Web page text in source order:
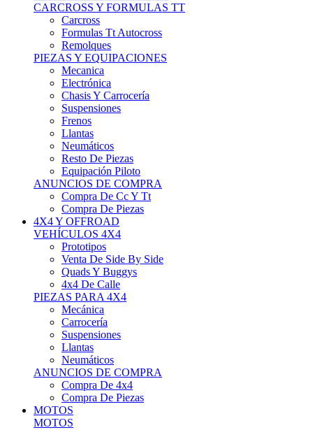
Carcross
Formulas Tt Autocross
Remolques
PIEZAS Y EQUIPACIONES
Mecanica
Electrónica
Chasis Y Carrocería
Suspensiones
Frenos
Llantas
Neumáticos
Resto De Piezas
Equipación Piloto
ANUNCIOS DE COMPRA
Compra De Cc Y Tt
Compra De Piezas
4X4 Y OFFROAD
VEHÍCULOS 4X4
Prototipos
Venta De Side By Side
Quads Y Buggys
4x4 De Calle
PIEZAS PARA 4X4
Mecánica
Carrocería
Suspensiones
Llantas
Neumáticos
ANUNCIOS DE COMPRA
Compra De 4x4
Compra De Piezas
MOTOS
MOTOS
Motos De Circuito